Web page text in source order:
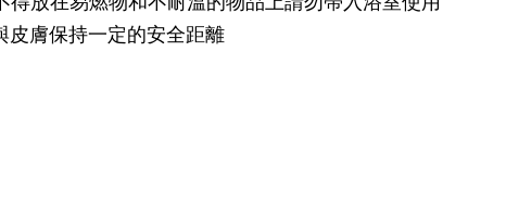
皮膚保持一定的安全距離